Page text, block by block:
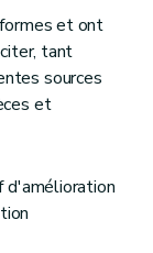
et ont
tant
sources
et
d'amélioration